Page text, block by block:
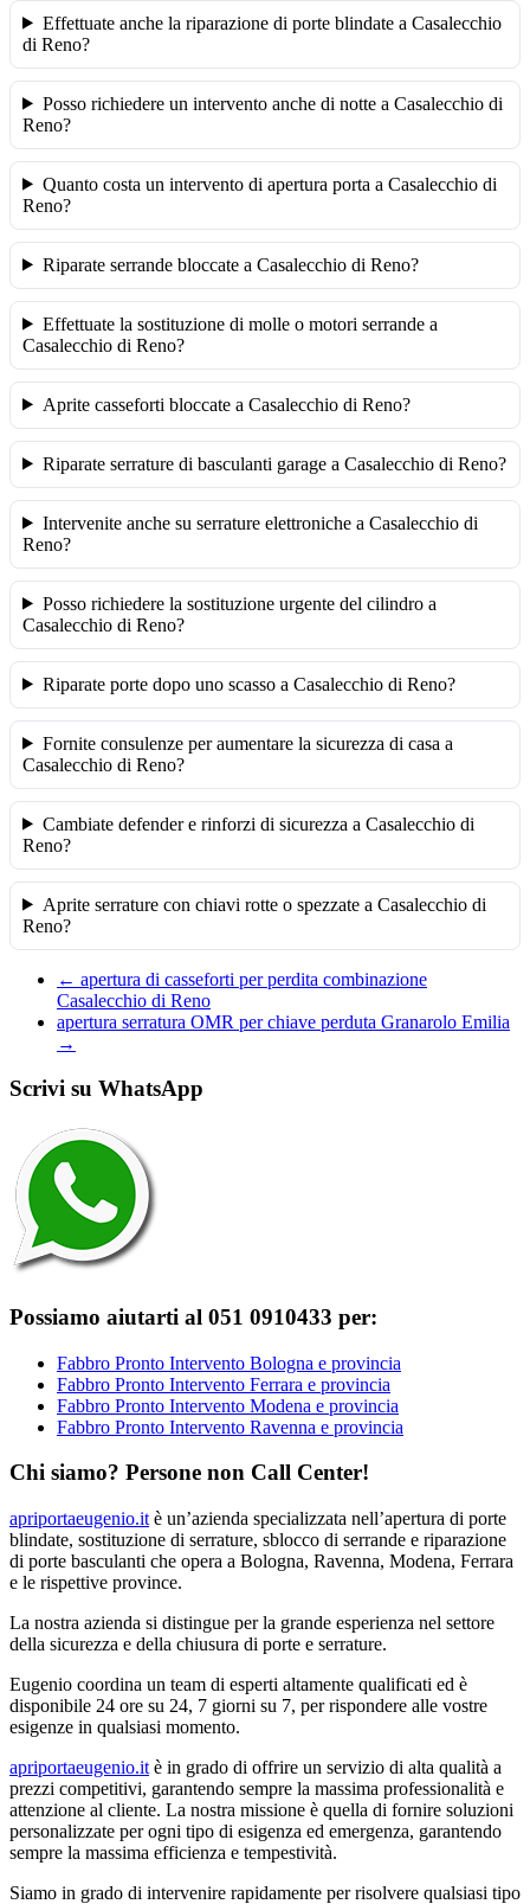
Effettuate anche la riparazione di porte blindate a Casalecchio
di Reno?
Posso richiedere un intervento anche di notte a Casalecchio di
Reno?
Quanto costa un intervento di apertura porta a Casalecchio di
Reno?
Riparate serrande bloccate a Casalecchio di Reno?
Effettuate la sostituzione di molle o motori serrande a
Casalecchio di Reno?
Aprite casseforti bloccate a Casalecchio di Reno?
Riparate serrature di basculanti garage a Casalecchio di Reno?
Intervenite anche su serrature elettroniche a Casalecchio di
Reno?
Posso richiedere la sostituzione urgente del cilindro a
Casalecchio di Reno?
Riparate porte dopo uno scasso a Casalecchio di Reno?
Fornite consulenze per aumentare la sicurezza di casa a
Casalecchio di Reno?
Cambiate defender e rinforzi di sicurezza a Casalecchio di
Reno?
Aprite serrature con chiavi rotte o spezzate a Casalecchio di
Reno?
← apertura di casseforti per perdita combinazione
Casalecchio di Reno
apertura serratura OMR per chiave perduta Granarolo Emilia
→
Scrivi su WhatsApp
Possiamo aiutarti al 051 0910433 per:
Fabbro Pronto Intervento Bologna e provincia
Fabbro Pronto Intervento Ferrara e provincia
Fabbro Pronto Intervento Modena e provincia
Fabbro Pronto Intervento Ravenna e provincia
Chi siamo? Persone non Call Center!
apriportaeugenio.it è un’azienda specializzata nell’apertura di porte
blindate, sostituzione di serrature, sblocco di serrande e riparazione
di porte basculanti che opera a Bologna, Ravenna, Modena, Ferrara
e le rispettive province.
La nostra azienda si distingue per la grande esperienza nel settore
della sicurezza e della chiusura di porte e serrature.
Eugenio coordina un team di esperti altamente qualificati ed è
disponibile 24 ore su 24, 7 giorni su 7, per rispondere alle vostre
esigenze in qualsiasi momento.
apriportaeugenio.it è in grado di offrire un servizio di alta qualità a
prezzi competitivi, garantendo sempre la massima professionalità e
attenzione al cliente. La nostra missione è quella di fornire soluzioni
personalizzate per ogni tipo di esigenza ed emergenza, garantendo
sempre la massima efficienza e tempestività.
Siamo in grado di intervenire rapidamente per risolvere qualsiasi tipo